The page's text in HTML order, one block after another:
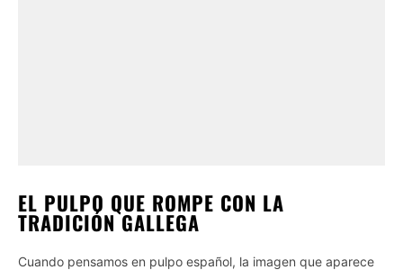
EL PULPO QUE ROMPE CON LA
TRADICIÓN GALLEGA
Cuando pensamos en pulpo español, la imagen que aparece